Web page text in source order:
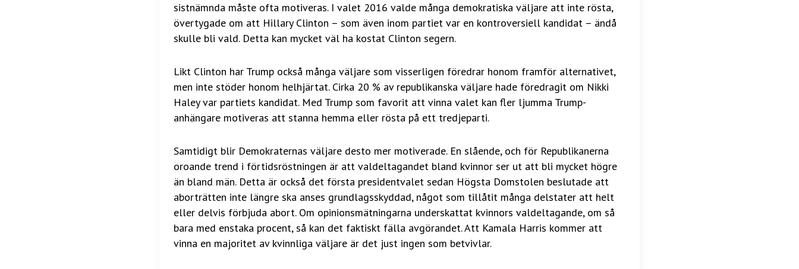
sistnämnda måste ofta motiveras. I valet 2016 valde många demokratiska väljare att inte rösta,
övertygade om att Hillary Clinton – som även inom partiet var en kontroversiell kandidat – ändå
skulle bli vald. Detta kan mycket väl ha kostat Clinton segern.
Likt Clinton har Trump också många väljare som visserligen föredrar honom framför alternativet,
men inte stöder honom helhjärtat. Cirka 20 % av republikanska väljare hade föredragit om Nikki
Haley var partiets kandidat. Med Trump som favorit att vinna valet kan fler ljumma Trump-
anhängare motiveras att stanna hemma eller rösta på ett tredjeparti.
Samtidigt blir Demokraternas väljare desto mer motiverade. En slående, och för Republikanerna
oroande trend i förtidsröstningen är att valdeltagandet bland kvinnor ser ut att bli mycket högre
än bland män. Detta är också det första presidentvalet sedan Högsta Domstolen beslutade att
aborträtten inte längre ska anses grundlagsskyddad, något som tillåtit många delstater att helt
eller delvis förbjuda abort. Om opinionsmätningarna underskattat kvinnors valdeltagande, om så
bara med enstaka procent, så kan det faktiskt fälla avgörandet. Att Kamala Harris kommer att
vinna en majoritet av kvinnliga väljare är det just ingen som betvivlar.